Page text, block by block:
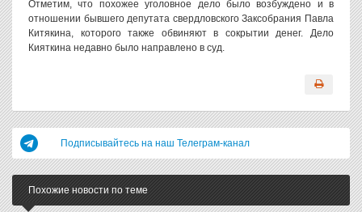
Отметим, что похожее уголовное дело было возбуждено и в
отношении бывшего депутата свердловского Заксобрания Павла
Китякина, которого также обвиняют в сокрытии денег. Дело
Кияткина недавно было направлено в суд.
Подписывайтесь на наш Телеграм-канал
Похожие новости по теме